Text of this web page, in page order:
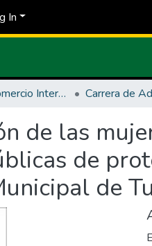
In
Facultad de Comercio Internacional, Integración, Administración y Economía Empresarial
de las
de
de